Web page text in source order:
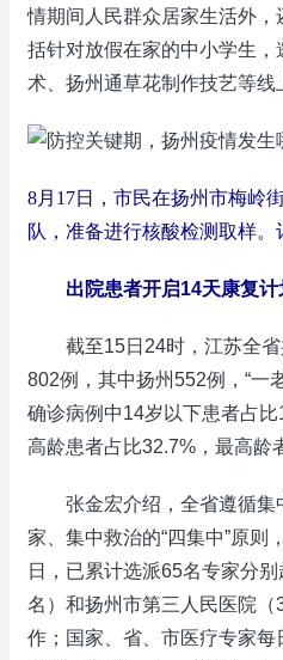
情期间人民群众居家生活外
括针对放假在家的中小学生
术、扬州通草花制作技艺等线
8月17日，市民在扬州市梅岭
队，准备进行核酸检测取样。
出院患者开启14天康复计
截至15日24时，江苏全省
802例，其中扬州552例，“一
确诊病例中14岁以下患者占比
高龄患者占比32.7%，最高龄
张金宏介绍，全省遵循集
家、集中救治的“四集中”原则
日，已累计选派65名专家分
名）和扬州市第三人民医院
作；国家、省、市医疗专家每